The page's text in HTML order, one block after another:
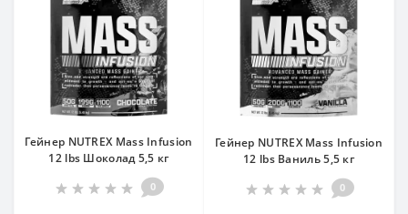
Гейнер NUTREX Mass Infusion
12 lbs Шоколад 5,5 кг
0
Гейнер NUTREX Mass Infusion
12 lbs Ваниль 5,5 кг
0